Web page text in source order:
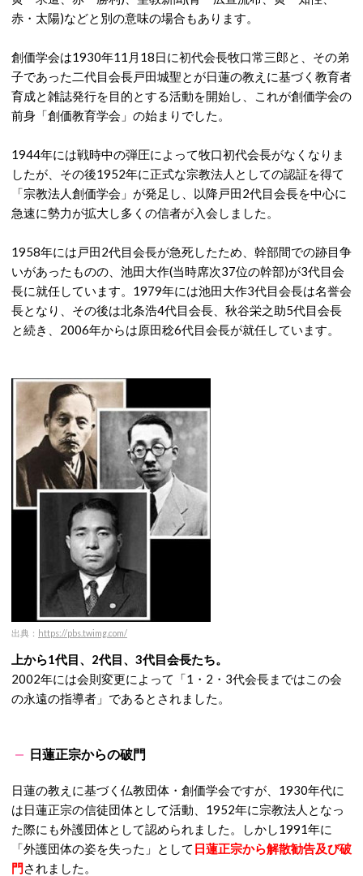
赤・太陽)などと別の意味の場合もあります。
創価学会は1930年11月18日に初代会長牧口常三郎と、その弟
子であった二代目会長戸田城聖とが日蓮の教えに基づく教育者
育成と雑誌発行を目的とする活動を開始し、これが創価学会の
前身「創価教育学会」の始まりでした。
1944年には戦時中の弾圧によって牧口初代会長がなくなりま
したが、その後1952年に正式な宗教法人としての認証を得て
「宗教法人創価学会」が発足し、以降戸田2代目会長を中心に
急速に勢力が拡大し多くの信者が入会しました。
1958年には戸田2代目会長が急死したため、幹部間での跡目争
いがあったものの、池田大作(当時席次37位の幹部)が3代目会
長に就任しています。1979年には池田大作3代目会長は名誉会
長となり、その後は北条浩4代目会長、秋谷栄之助5代目会長
と続き、2006年からは原田稔6代目会長が就任しています。
出典： https://pbs.twimg.com/
上から1代目、2代目、3代目会長たち。
2002年には会則変更によって「1・2・3代会長まではこの会
の永遠の指導者」であるとされました。
日蓮正宗からの破門
日蓮の教えに基づく仏教団体・創価学会ですが、1930年代に
は日蓮正宗の信徒団体として活動、1952年に宗教法人となっ
た際にも外護団体として認められました。しかし1991年に
「外護団体の姿を失った」として 日蓮正宗から解散勧告及び破
門されました。